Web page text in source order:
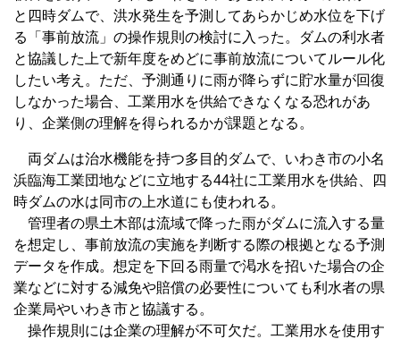
と四時ダムで、洪水発生を予測してあらかじめ水位を下げ
る「事前放流」の操作規則の検討に入った。ダムの利水者
と協議した上で新年度をめどに事前放流についてルール化
したい考え。ただ、予測通りに雨が降らずに貯水量が回復
しなかった場合、工業用水を供給できなくなる恐れがあ
り、企業側の理解を得られるかが課題となる。
両ダムは治水機能を持つ多目的ダムで、いわき市の小名
浜臨海工業団地などに立地する44社に工業用水を供給、四
時ダムの水は同市の上水道にも使われる。
管理者の県土木部は流域で降った雨がダムに流入する量
を想定し、事前放流の実施を判断する際の根拠となる予測
データを作成。想定を下回る雨量で渇水を招いた場合の企
業などに対する減免や賠償の必要性についても利水者の県
企業局やいわき市と協議する。
操作規則には企業の理解が不可欠だ。工業用水を使用す